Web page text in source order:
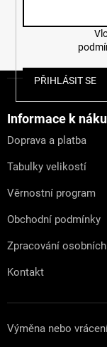
PŘIHLÁSIT SE
Informace k
Doprava a platba
Tabulky velikostí
Věrnostní program
Obchodní podmínky
Zpracování
Kontakt
Výměna nebo